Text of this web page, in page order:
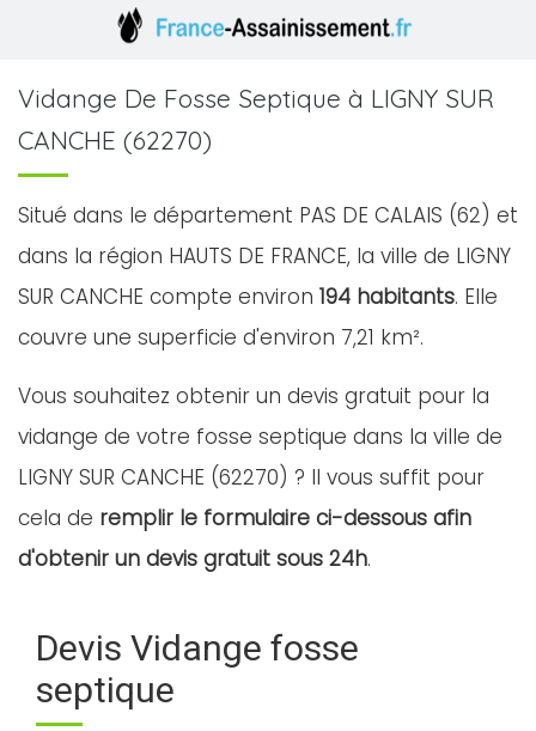
Vidange De Fosse Septique à LIGNY SUR
CANCHE (62270)
Situé dans le département PAS DE CALAIS (62) et
dans la région HAUTS DE FRANCE, la ville de LIGNY
SUR CANCHE compte environ 194 habitants. Elle
couvre une superficie d'environ 7,21 km².
Vous souhaitez obtenir un devis gratuit pour la
vidange de votre fosse septique dans la ville de
LIGNY SUR CANCHE (62270) ? Il vous suffit pour
cela de remplir le formulaire ci-dessous afin
d'obtenir un devis gratuit sous 24h.
Devis Vidange fosse
septique